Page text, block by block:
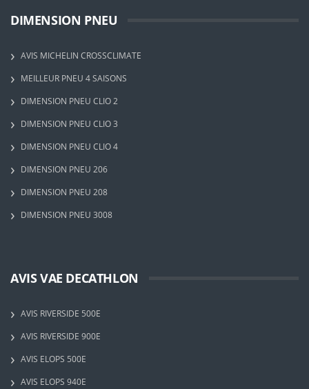
DIMENSION PNEU
AVIS MICHELIN CROSSCLIMATE
MEILLEUR PNEU 4 SAISONS
DIMENSION PNEU CLIO 2
DIMENSION PNEU CLIO 3
DIMENSION PNEU CLIO 4
DIMENSION PNEU 206
DIMENSION PNEU 208
DIMENSION PNEU 3008
AVIS VAE DECATHLON
AVIS RIVERSIDE 500E
AVIS RIVERSIDE 900E
AVIS ELOPS 500E
AVIS ELOPS 940E